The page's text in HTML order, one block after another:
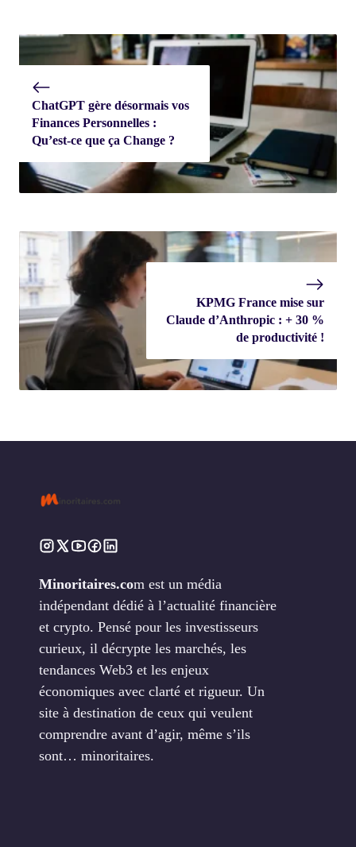
ChatGPT gère désormais vos
Finances Personnelles :
Qu’est-ce que ça Change ?
KPMG France mise sur
Claude d’Anthropic : + 30 %
de productivité !
Minoritaires.com est un média
indépendant dédié à l’actualité financière
et crypto. Pensé pour les investisseurs
curieux, il décrypte les marchés, les
tendances Web3 et les enjeux
économiques avec clarté et rigueur. Un
site à destination de ceux qui veulent
comprendre avant d’agir, même s’ils
sont… minoritaires.